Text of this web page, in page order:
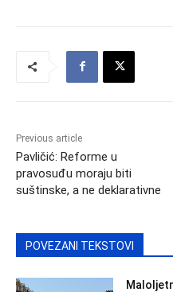
Previous article
Pavličić: Reforme u
pravosuđu moraju biti
suštinske, a ne deklarativne
POVEZANI TEKSTOVI